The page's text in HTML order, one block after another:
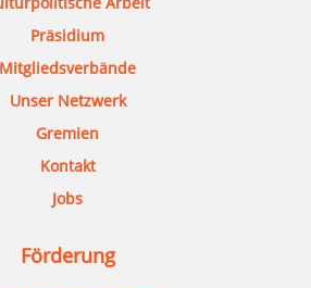
Präsidium
Mitgliedsverbände
Unser Netzwerk
Gremien
Kontakt
Jobs
Förderung